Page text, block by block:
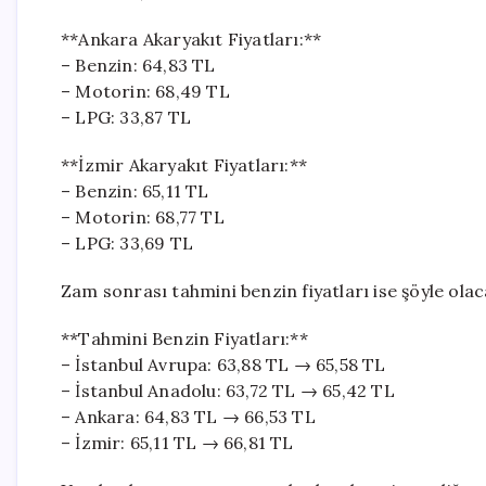
**Ankara Akaryakıt Fiyatları:**
– Benzin: 64,83 TL
– Motorin: 68,49 TL
– LPG: 33,87 TL
**İzmir Akaryakıt Fiyatları:**
– Benzin: 65,11 TL
– Motorin: 68,77 TL
– LPG: 33,69 TL
Zam sonrası tahmini benzin fiyatları ise şöyle
**Tahmini Benzin Fiyatları:**
– İstanbul Avrupa: 63,88 TL → 65,58 TL
– İstanbul Anadolu: 63,72 TL → 65,42 TL
– Ankara: 64,83 TL → 66,53 TL
– İzmir: 65,11 TL → 66,81 TL